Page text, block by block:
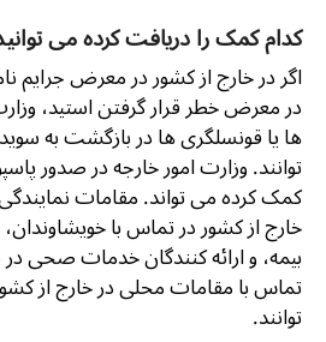
کدام کمک را دریافت کرده می
اگر در خارج از کشور در معرض جرایم
در معرض خطر قرار گرفتن استید،
ها یا قونسلگری ها در بازگشت به
توانند. وزارت امور خارجه در صدور
کمک کرده می تواند. مقامات
خارج از کشور در تماس با
بیمه، و ارائه کنندگان خدمات صحی
تماس با مقامات محلی در خارج از
توانند.